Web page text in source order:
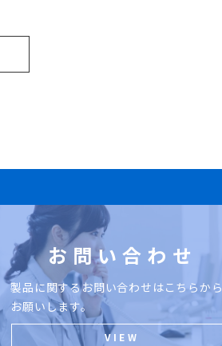
お問い合わせ
製品に関するお問い合わせはこちらから
お願いします。
VIEW